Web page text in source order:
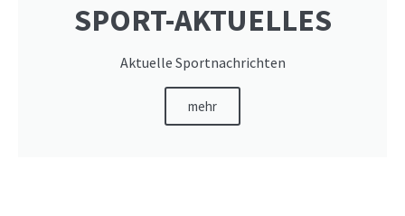
SPORT-AKTUELLES
Aktuelle Sportnachrichten
mehr